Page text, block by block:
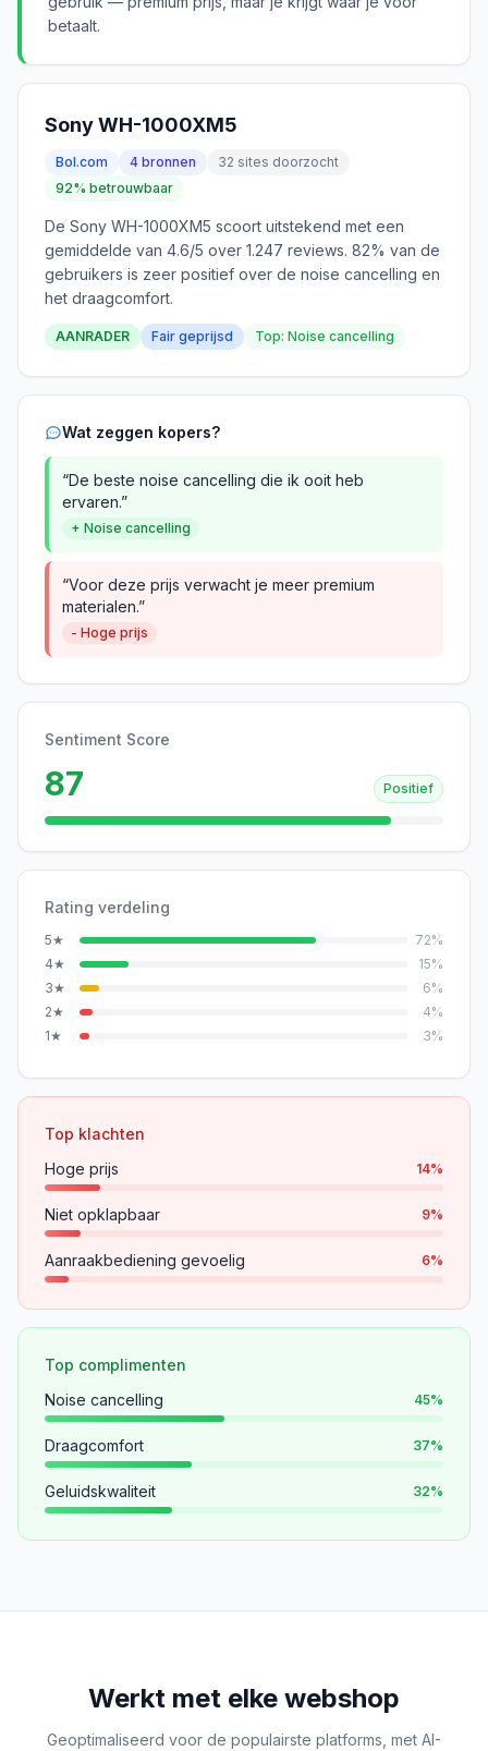
betaalt.
Sony WH-1000XM5
Bol.com 4 bronnen
32 sites doorzocht
92% betrouwbaar
De Sony WH-1000XM5 scoort uitstekend met een
gemiddelde van 4.6/5 over 1.247 reviews. 82% van de
gebruikers is zeer positief over de noise cancelling en
het draagcomfort.
AANRADER Fair geprijsd Top: Noise cancelling
Wat zeggen kopers?
“De beste noise cancelling die ik ooit heb
ervaren.”
+ Noise cancelling
“Voor deze prijs verwacht je meer premium
materialen.”
- Hoge prijs
Sentiment Score
87 Positief
Rating verdeling
5★ 72%
4★ 15%
3★ 6%
2★ 4%
1★ 3%
Top klachten
Hoge prijs
14%
Niet opklapbaar 9%
Aanraakbediening gevoelig 6%
Top complimenten
Noise cancelling
45%
Draagcomfort 37%
Geluidskwaliteit 32%
Werkt met elke webshop
Geoptimaliseerd voor de populairste platforms, met AI-